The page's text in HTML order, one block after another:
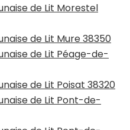
de Lit Morestel
de Lit Mure 38350
de Lit Péage-de-
de Lit Poisat 38320
de Lit Pont-de-